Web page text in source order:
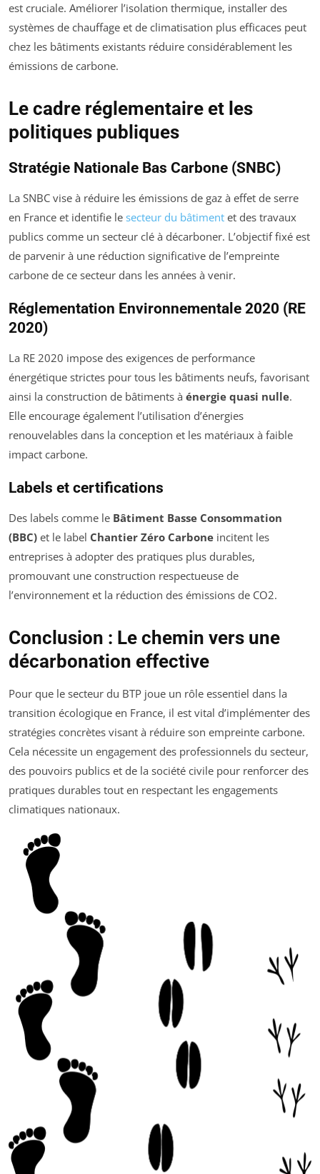
est cruciale. Améliorer l’isolation thermique, installer des
systèmes de chauffage et de climatisation plus efficaces peut
chez les bâtiments existants réduire considérablement les
émissions de carbone.
Le cadre réglementaire et les
politiques publiques
Stratégie Nationale Bas Carbone (SNBC)
La SNBC vise à réduire les émissions de gaz à effet de serre
en France et identifie le secteur du bâtiment et des travaux
publics comme un secteur clé à décarboner. L’objectif fixé est
de parvenir à une réduction significative de l’empreinte
carbone de ce secteur dans les années à venir.
Réglementation Environnementale 2020 (RE
2020)
La RE 2020 impose des exigences de performance
énergétique strictes pour tous les bâtiments neufs, favorisant
ainsi la construction de bâtiments à énergie quasi nulle.
Elle encourage également l’utilisation d’énergies
renouvelables dans la conception et les matériaux à faible
impact carbone.
Labels et certifications
Des labels comme le Bâtiment Basse Consommation
(BBC) et le label Chantier Zéro Carbone incitent les
entreprises à adopter des pratiques plus durables,
promouvant une construction respectueuse de
l’environnement et la réduction des émissions de CO2.
Conclusion : Le chemin vers une
décarbonation effective
Pour que le secteur du BTP joue un rôle essentiel dans la
transition écologique en France, il est vital d’implémenter des
stratégies concrètes visant à réduire son empreinte carbone.
Cela nécessite un engagement des professionnels du secteur,
des pouvoirs publics et de la société civile pour renforcer des
pratiques durables tout en respectant les engagements
climatiques nationaux.